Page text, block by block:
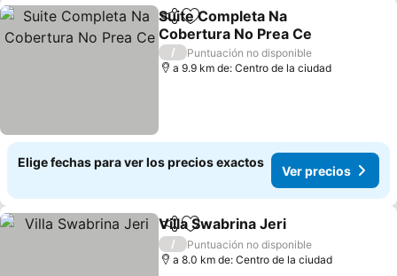
CompartirAgregar a favoritos
Suite Completa Na
Cobertura No Prea Ce
Ver precios
/
Puntuación no disponible
a 9.9 km de: Centro de la ciudad
Elige fechas para ver los precios exactos
Ver precios
CompartirAgregar a favoritos
Villa Swabrina Jeri
/
Puntuación no disponible
a 8.0 km de: Centro de la ciudad